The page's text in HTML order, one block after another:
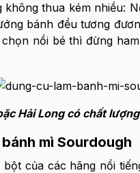
thua kém nhiều:
bánh đều tương
nồi bé thì đừng
Hải Long có chất
mì Sourdough
của các hãng nổi